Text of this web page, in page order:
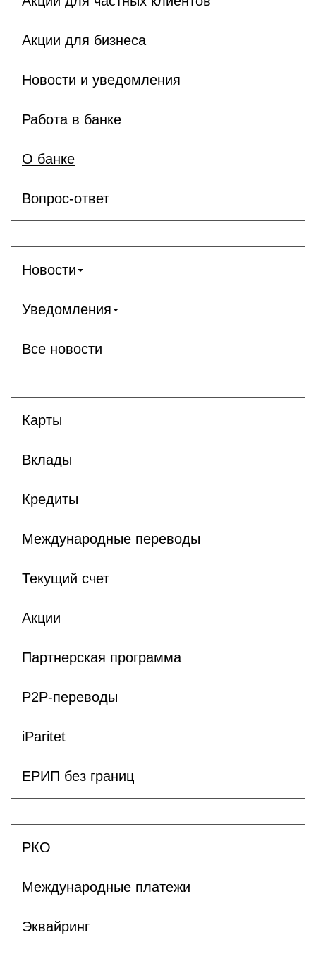
Акции для бизнеса
Новости и уведомления
Работа в банке
О банке
Вопрос-ответ
Новости
Уведомления
Все новости
Карты
Вклады
Кредиты
Международные переводы
Текущий счет
Акции
Партнерская программа
P2P-переводы
iParitet
ЕРИП без границ
РКО
Международные платежи
Эквайринг